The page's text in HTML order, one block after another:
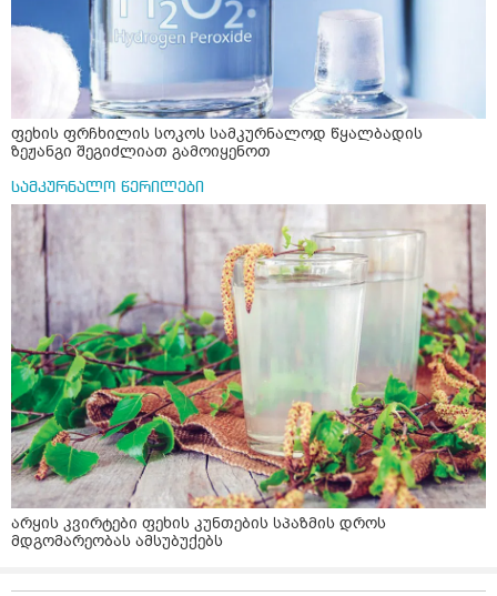
ფეხის ფრჩხილის სოკოს სამკურნალოდ წყალბადის
ზეჟანგი შეგიძლიათ გამოიყენოთ
სამკურნალო წერილები
არყის კვირტები ფეხის კუნთების სპაზმის დროს
მდგომარეობას ამსუბუქებს